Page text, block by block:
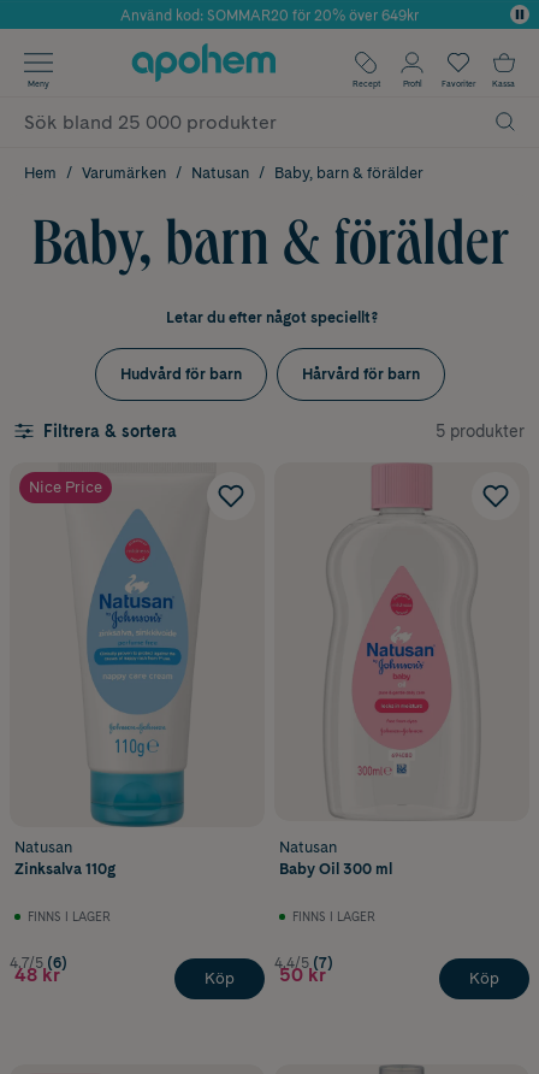
Årets Butik 2025 inom Skönhet
Använd kod: SOMMAR20 för 20% över 649kr
✓ Fri frakt
✓ Poäng på alla köp*
Meny Recept Profil Favoriter Kassa
Hem Varumärken Natusan Baby, barn & förälder
Baby, barn & förälder
Letar du efter något speciellt?
Hudvård för barn Hårvård för barn
Filtrera & sortera 5 produkter
Nice Price
Natusan
Zinksalva 110g
FINNS I LAGER
4.7/5 (6)
48 kr Köp
Natusan
Baby Oil 300 ml
FINNS I LAGER
4.4/5 (7)
50 kr Köp